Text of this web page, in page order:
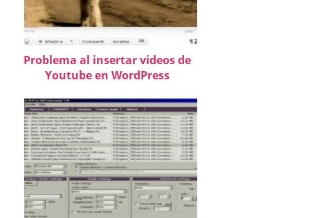
Problema al insertar videos de
Youtube en WordPress